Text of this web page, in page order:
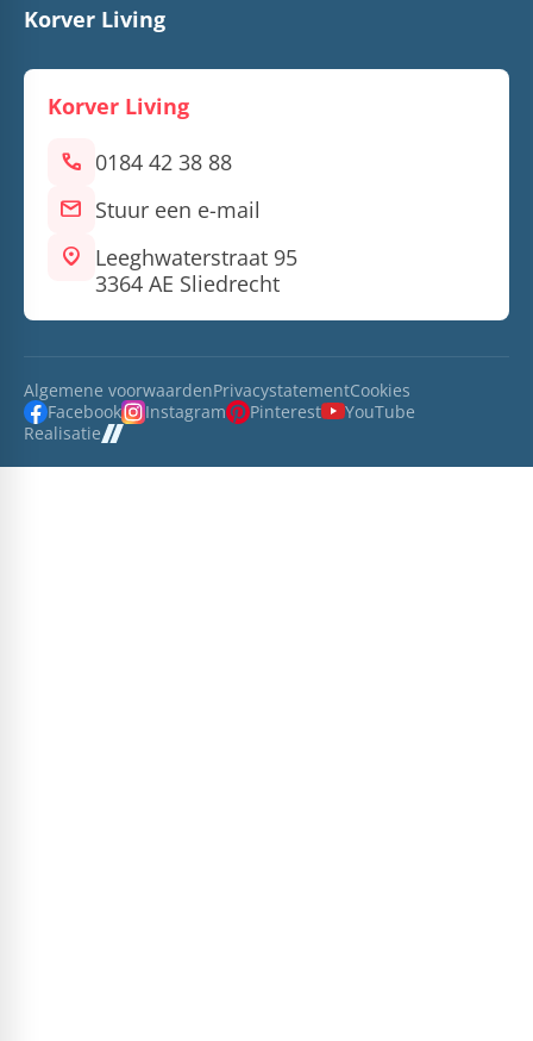
Korver Living
Korver Living
call 0184 42 38 88
mail Stuur een e-mail
location_on Leeghwaterstraat 95
3364 AE Sliedrecht
Algemene voorwaardenPrivacystatementCookies
Facebook
Instagram Pinterest
YouTube
Realisatie